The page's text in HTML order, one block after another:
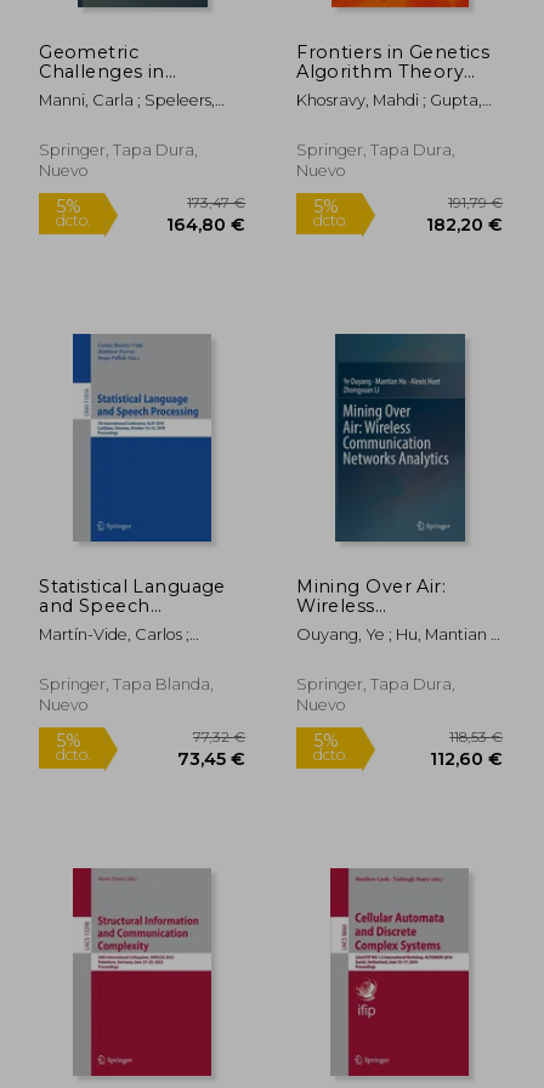
5% 5%
5%
dcto.
59,00 € 5%
dcto.
Geometric
Challenges in
Isogeometric Analysis
(en Inglés)
Manni, Carla ; Speleers,
Springer, Tapa Dura,
Nuevo
Frontiers in Genetics
Algorithm Theory
and Applications (en
Inglés)
Khosravy, Mahdi ; Gupta,
Springer, Tapa Dura,
Nuevo
Statistical Language
and Speech
Processing: 7th
International
2019, Ljubljana,
Slovenia, October 14-
(en Inglés)
Martín-Vide, Carlos ;
Senja
Springer, Tapa Blanda,
Nuevo
Mining Over Air:
Wireless
Communication
Networks Analytics
Ouyang, Ye ; Hu, Mantian ;
Springer, Tapa Dura,
Nuevo